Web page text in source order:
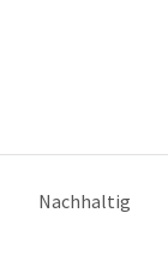
Nachhaltig